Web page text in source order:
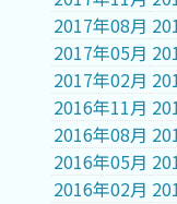
2017年08月
2017年05月
2017年02月
2016年11月
2016年08月
2016年05月
2016年02月